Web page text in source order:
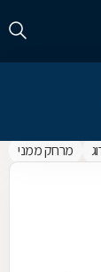
מרחק ממני